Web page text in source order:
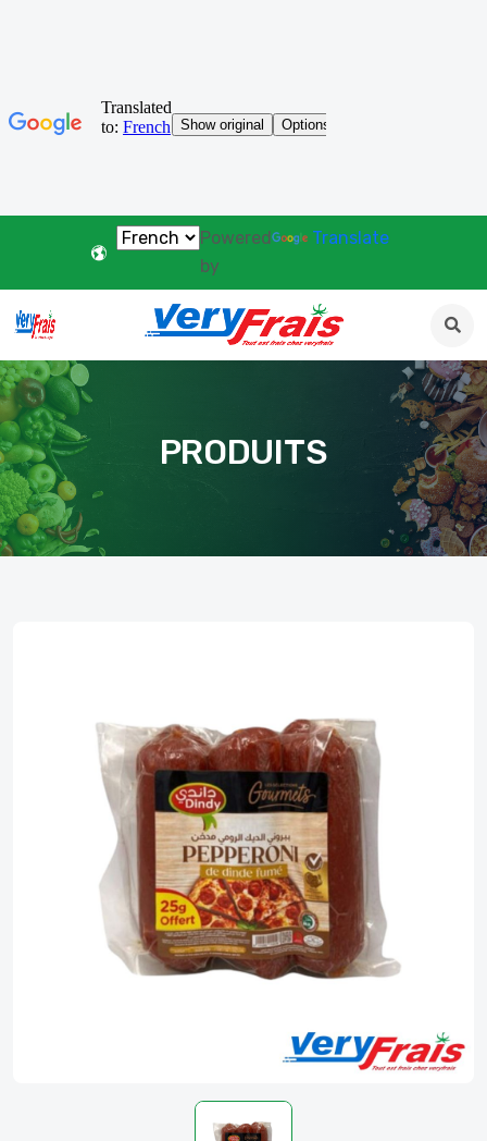
Powered
by
Translate
PRODUITS